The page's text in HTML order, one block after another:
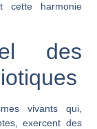
cette harmonie
des
vivants qui,
exercent des